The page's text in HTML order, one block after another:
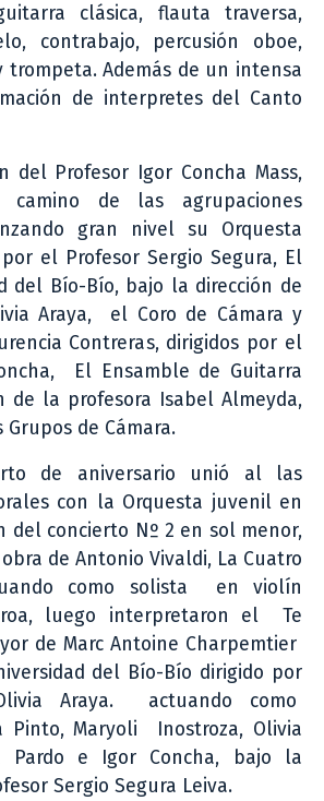
clásica, flauta traversa,
contrabajo, percusión oboe,
trompeta. Además de un intensa
de interpretes del Canto
del Profesor Igor Concha Mass,
de las agrupaciones
gran nivel su Orquesta
el Profesor Sergio Segura, El
del Bío-Bío, bajo la dirección de
Araya, el Coro de Cámara y
Contreras, dirigidos por el
El Ensamble de Guitarra
de la profesora Isabel Almeyda,
de Cámara.
de aniversario unió al las
con la Orquesta juvenil en
del concierto Nº 2 en sol menor,
de Antonio Vivaldi, La Cuatro
como solista en violín
luego interpretaron el Te
de Marc Antoine Charpemtier
del Bío-Bío dirigido por
Araya. actuando como
Pinto, Maryoli Inostroza, Olivia
Pardo e Igor Concha, bajo la
Sergio Segura Leiva.